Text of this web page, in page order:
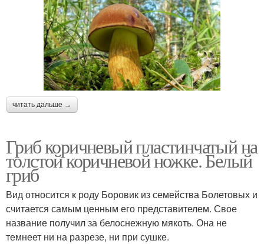
читать дальше →
Гриб коричневый пластинчатый на
толстой коричневой ножке. Белый
гриб
Вид относится к роду Боровик из семейства Болетовых и
считается самым ценным его представителем. Свое
название получил за белоснежную мякоть. Она не
темнеет ни на разрезе, ни при сушке.